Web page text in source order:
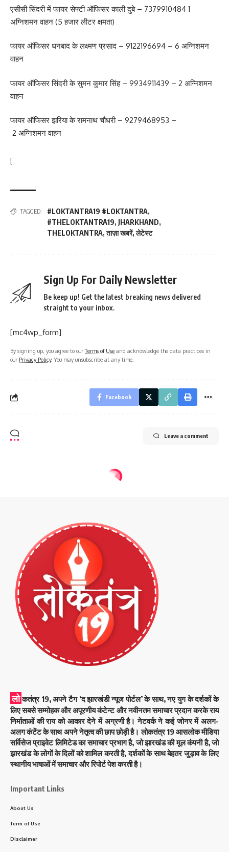
एसीसी सिंदरी में फायर सेफ्टी ऑफिसर काली दुबे – 7379910484 1
अग्निशमन वाहन (5 हजार लीटर क्षमता)
फायर ऑफिसर धनबाद के लक्ष्मण प्रसाद – 9122196694 – 6 अग्निशमन
वाहन
फायर ऑफिसर सिंदरी के सुमन कुमार सिंह – 9934911439 – 2 अग्निशमन
वाहन
फायर ऑफिसर झरिया के रामनाथ चौधरी – 9279468953 –
2 अग्निशमन वाहन
[
TAGGED: #LOKTANTRA19 #LOKTANTRA,
#THELOKTANTRA19, JHARKHAND,
THELOKTANTRA,ताज़ा खबरें,लेटेस्ट
Sign Up For Daily Newsletter
Be keep up! Get the latest breaking news delivered
straight to your inbox.
[mc4wp_form]
By signing up, you agree to ourTerms of Use and acknowledge the data practices in
our Privacy Policy. You may unsubscribe at any time.
Facebook
Leave a comment
लो कतंत्र 19, अपने टैग ‘द झारखंडी न्यूज पोर्टल’ के साथ, नए युग के दर्शकों के
लिए सबसे सम्मोहक और अपूरणीय कंटेन्ट और नवीनतम समाचार प्रदान करके राय
निर्माताओं की राय को आकार देने में अग्रणी है। नेटवर्क ने कई जोनर में अलग-
अलग कंटेंट के साथ अपने नेतृत्व की छाप छोड़ी है। लोकतंत्र 19 आसलोक मीडिया
सर्विसेज प्राइवेट लिमिटेड का समाचार प्रभाग है, जो झारखंड की मूल कंपनी है, जो
झारखंड के लोगों के दिलों को शामिल करती है, दर्शकों के साथ बेहतर जुड़ाव के लिए
स्थानीय भाषाओं में समाचार और रिपोर्ट पेश करती है।
Important Links
About Us
Term of Use
Disclaimer